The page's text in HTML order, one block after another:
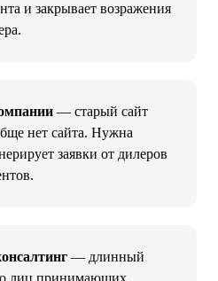
и закрывает возражения
— старый сайт
нет сайта. Нужна
заявки от дилеров
— длинный